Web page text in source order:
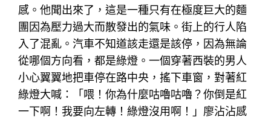
感。他聞出來了，這是一種只有在極度巨大的麵
團因為壓力過大而散發出的氣味。街上的行人陷
入了混亂。汽車不知道該走還是該停，因為無論
從哪個方向看，都是綠燈。一個穿著西裝的男人
小心翼翼地把車停在路中央，搖下車窗，對著紅
綠燈大喊：「喂！你為什麼咕嚕咕嚕？你倒是紅
一下啊！我要向左轉！綠燈沒用啊！」廖沾沾感